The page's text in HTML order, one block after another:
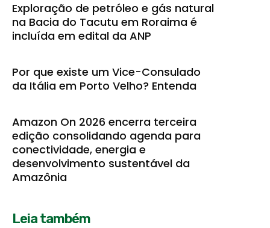
Exploração de petróleo e gás natural
na Bacia do Tacutu em Roraima é
incluída em edital da ANP
Por que existe um Vice-Consulado
da Itália em Porto Velho? Entenda
Amazon On 2026 encerra terceira
edição consolidando agenda para
conectividade, energia e
desenvolvimento sustentável da
Amazônia
Leia também